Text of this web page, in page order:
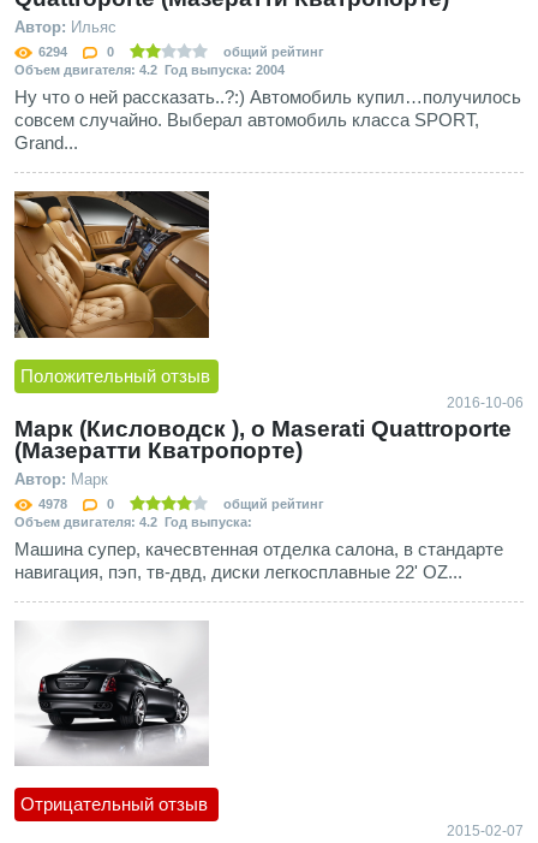
Автор: Ильяс
6294 0
общий рейтинг
Объем двигателя: 4.2 Год выпуска: 2004
Ну что о ней рассказать..?:) Автомобиль купил…получилось
совсем случайно. Выберал автомобиль класса SPORT,
Grand...
Положительный отзыв
2016-10-06
Марк (Кисловодск ), о Maserati Quattroporte
(Мазератти Кватропорте)
Автор: Марк
4978 0
общий рейтинг
Объем двигателя: 4.2 Год выпуска:
Машина супер, качесвтенная отделка салона, в стандарте
навигация, пэп, тв-двд, диски легкосплавные 22' OZ...
Отрицательный отзыв
2015-02-07